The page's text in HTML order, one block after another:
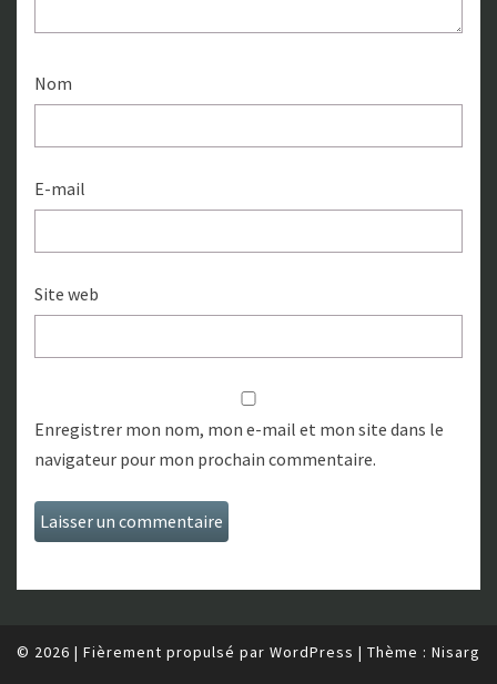
Nom
E-mail
Site web
Enregistrer mon nom, mon e-mail et mon site dans le
navigateur pour mon prochain commentaire.
© 2026 | Fièrement propulsé par WordPress | Thème : Nisarg